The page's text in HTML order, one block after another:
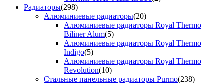
Радиаторы(298)
Алюминиевые радиаторы(20)
Алюминиевые радиаторы Royal Thermo
Biliner Alum(5)
Алюминиевые радиаторы Royal Thermo
Indigo(5)
Алюминиевые радиаторы Royal Thermo
Revolution(10)
Стальные панельные радиаторы Purmo(238)